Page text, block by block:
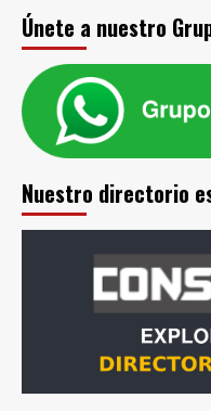
Únete a nuestro
Nuestro directorio